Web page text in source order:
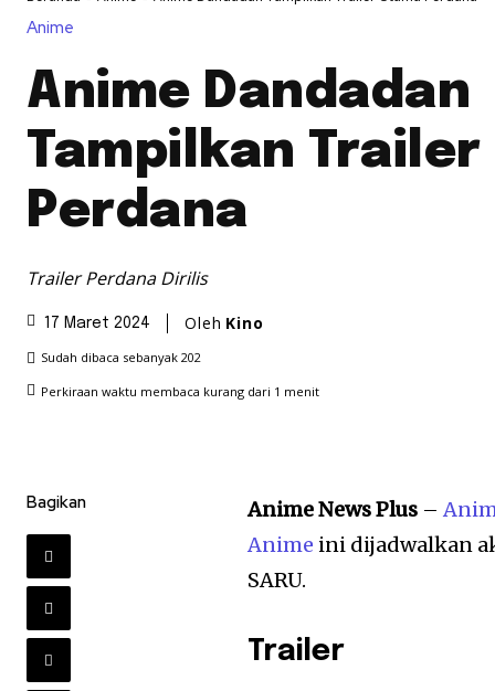
Anime
Anime Dandadan
Tampilkan Trailer
Perdana
Trailer Perdana Dirilis
17 Maret 2024 Oleh Kino
Sudah dibaca sebanyak 202
Perkiraan waktu membaca kurang dari 1 menit
Bagikan Anime News Plus –
Anime ini dijadwalkan
SARU.
Trailer